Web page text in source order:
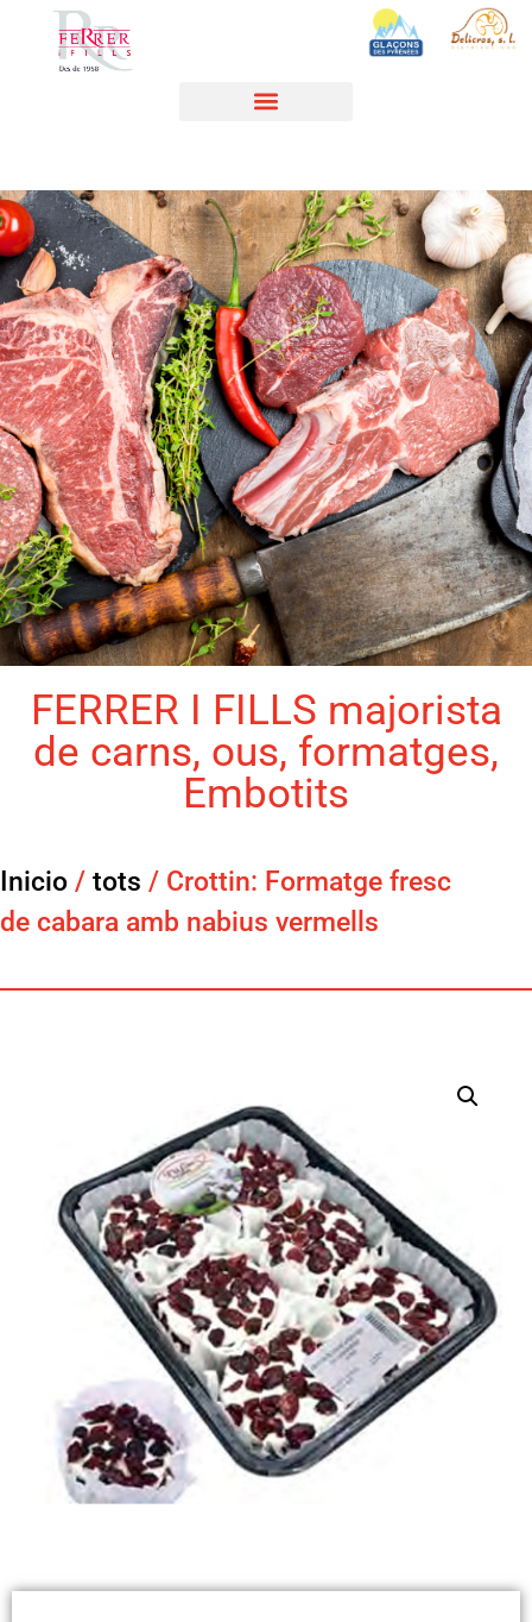
FERRER I FILLS majorista
de carns, ous, formatges,
Embotits
Inicio / tots / Crottin: Formatge fresc
de cabara amb nabius vermells